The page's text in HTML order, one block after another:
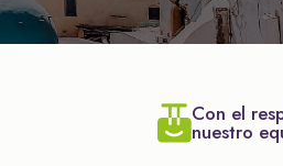
Con el
nuestro